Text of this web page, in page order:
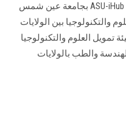
استضاف مركز الابتكار وريادة الأعمال ASU-iHub بجامعة عين شمس
والتكنولوجيا بين الولايات
تمويل العلوم والتكنولوجيا
والطب بالولايات